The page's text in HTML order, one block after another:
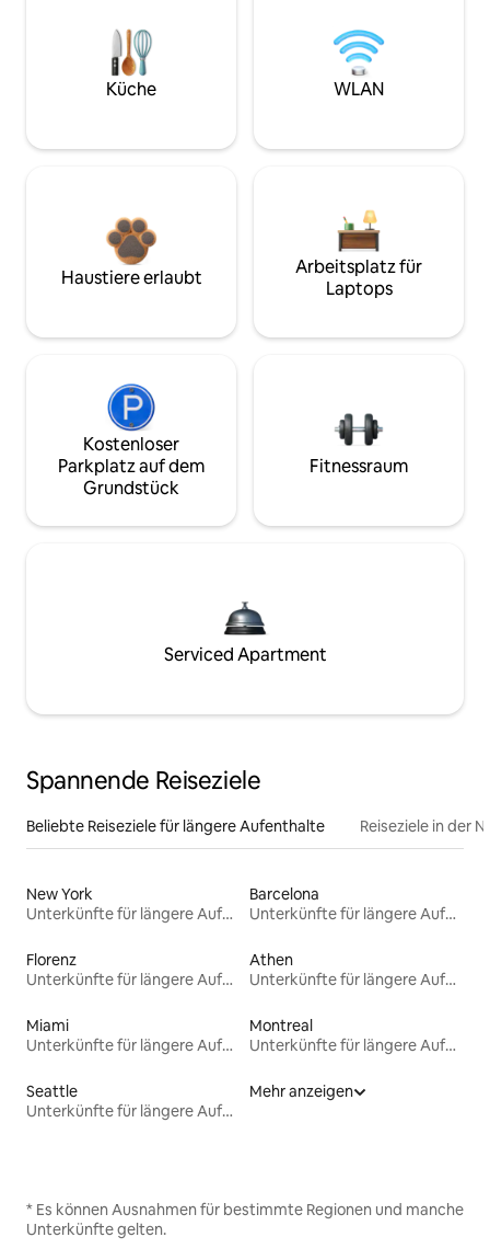
Küche WLAN
Haustiere erlaubt
Arbeitsplatz für
Laptops
Kostenloser
Parkplatz auf dem
Grundstück
Fitnessraum
Serviced Apartment
Spannende Reiseziele
Beliebte Reiseziele für längere Aufenthalte Reiseziele in der
New York
Unterkünfte für längere Aufenthalte
Barcelona
Unterkünfte für längere Aufenthalte
Florenz
Unterkünfte für längere Aufenthalte
Athen
Unterkünfte für längere Aufenthalte
Miami
Unterkünfte für längere Aufenthalte
Montreal
Unterkünfte für längere Aufenthalte
Seattle
Unterkünfte für längere Aufenthalte
Mehr anzeigen
* Es können Ausnahmen für bestimmte Regionen und manche
Unterkünfte gelten.